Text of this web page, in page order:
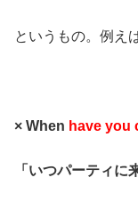
というもの。例え
× When have you
「いつパーティに